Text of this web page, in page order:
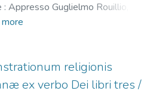
: Appresso Guglielmo Rouillio,
Dante, 1265-1321
religionis
ex verbo Dei libri tres /